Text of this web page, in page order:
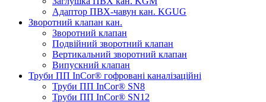
Адаптор ПВХ-чавун кан. KGUG
Зворотний клапан кан.
Зворотний клапан
Подвійний зворотний клапан
Вертикальний зворотний клапан
Випускний клапан
Труби ПП InCor® гофровані каналізаційні
Труби ПП InCor® SN8
Труби ПП InCor® SN12